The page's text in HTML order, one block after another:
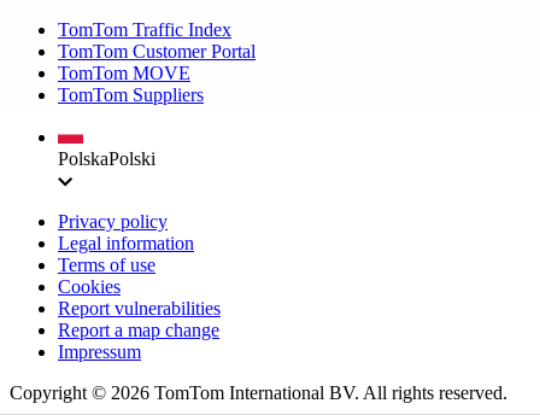
TomTom Traffic Index
TomTom Customer Portal
TomTom MOVE
TomTom Suppliers
PolskaPolski
Privacy policy
Legal information
Terms of use
Cookies
Report vulnerabilities
Report a map change
Impressum
Copyright © 2026 TomTom International BV. All rights reserved.